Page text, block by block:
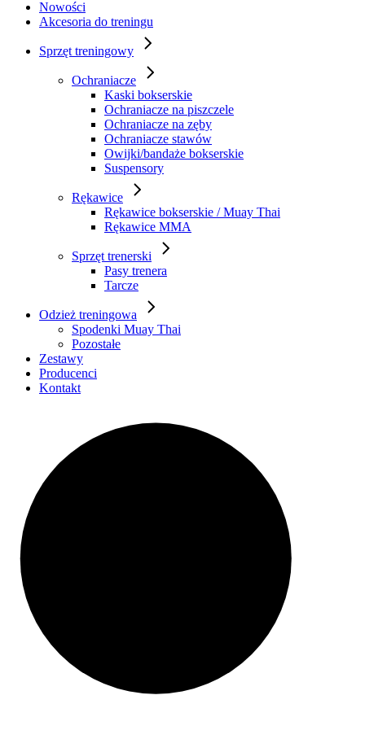
Nowości
Akcesoria do treningu
Sprzęt treningowy
Ochraniacze
Kaski bokserskie
Ochraniacze na piszczele
Ochraniacze na zęby
Ochraniacze stawów
Owijki/bandaże bokserskie
Suspensory
Rękawice
Rękawice bokserskie / Muay Thai
Rękawice MMA
Sprzęt trenerski
Pasy trenera
Tarcze
Odzież treningowa
Spodenki Muay Thai
Pozostałe
Zestawy
Producenci
Kontakt